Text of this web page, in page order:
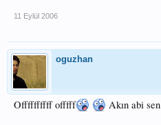
11 Eylül 2006
oguzhan
Offffffffff offfff Akın abi